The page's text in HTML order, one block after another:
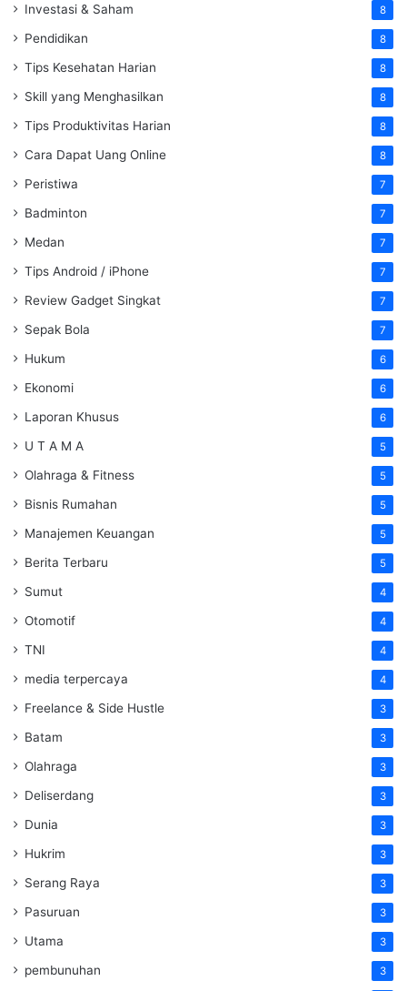
Investasi & Saham 8
Pendidikan 8
Tips Kesehatan Harian 8
Skill yang Menghasilkan 8
Tips Produktivitas Harian 8
Cara Dapat Uang Online 8
Peristiwa 7
Badminton 7
Medan 7
Tips Android / iPhone 7
Review Gadget Singkat 7
Sepak Bola 7
Hukum 6
Ekonomi 6
Laporan Khusus 6
U T A M A 5
Olahraga & Fitness 5
Bisnis Rumahan 5
Manajemen Keuangan 5
Berita Terbaru 5
Sumut 4
Otomotif 4
TNI 4
media terpercaya 4
Freelance & Side Hustle 3
Batam 3
Olahraga 3
Deliserdang 3
Dunia 3
Hukrim 3
Serang Raya 3
Pasuruan 3
Utama 3
pembunuhan 3